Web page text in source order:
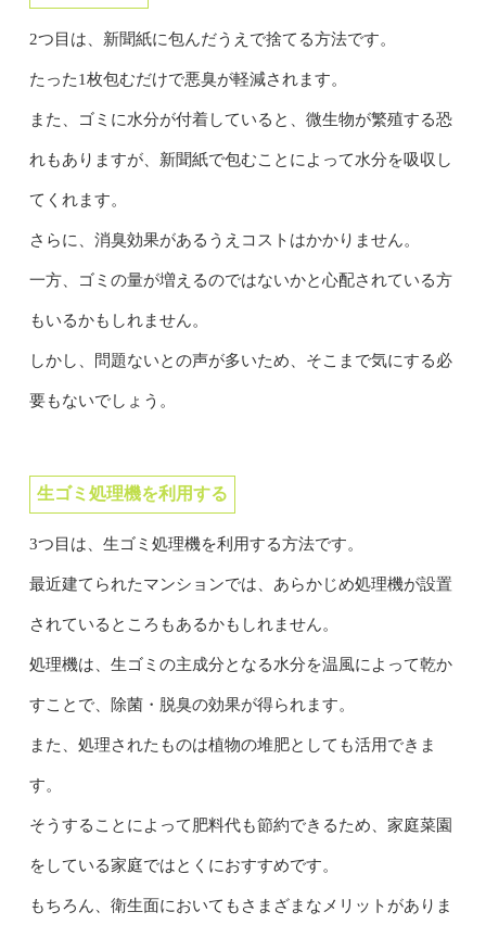
2つ目は、新聞紙に包んだうえで捨てる方法です。
たった1枚包むだけで悪臭が軽減されます。
また、ゴミに水分が付着していると、微生物が繁殖する恐
れもありますが、新聞紙で包むことによって水分を吸収し
てくれます。
さらに、消臭効果があるうえコストはかかりません。
一方、ゴミの量が増えるのではないかと心配されている方
もいるかもしれません。
しかし、問題ないとの声が多いため、そこまで気にする必
要もないでしょう。
生ゴミ処理機を利用する
3つ目は、生ゴミ処理機を利用する方法です。
最近建てられたマンションでは、あらかじめ処理機が設置
されているところもあるかもしれません。
処理機は、生ゴミの主成分となる水分を温風によって乾か
すことで、除菌・脱臭の効果が得られます。
また、処理されたものは植物の堆肥としても活用できま
す。
そうすることによって肥料代も節約できるため、家庭菜園
をしている家庭ではとくにおすすめです。
もちろん、衛生面においてもさまざまなメリットがありま